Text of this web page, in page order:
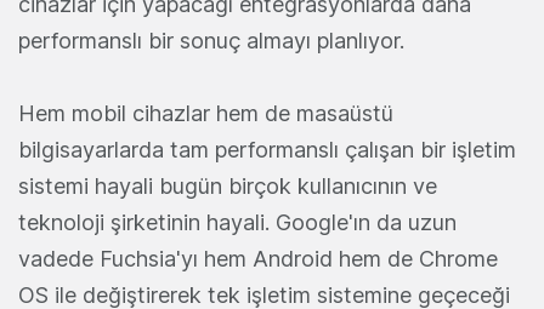
performanslı bir sonuç almayı planlıyor.
Hem mobil cihazlar hem de masaüstü
bilgisayarlarda tam performanslı çalışan bir işletim
sistemi hayali bugün birçok kullanıcının ve
teknoloji şirketinin hayali. Google'ın da uzun
vadede Fuchsia'yı hem Android hem de Chrome
OS ile değiştirerek tek işletim sistemine geçeceği